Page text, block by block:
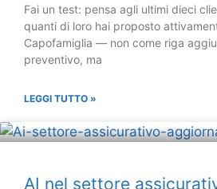
Fai un test: pensa agli ultimi dieci
quanti di loro hai proposto
Capofamiglia — non come riga
preventivo, ma
LEGGI TUTTO »
AI nel settore